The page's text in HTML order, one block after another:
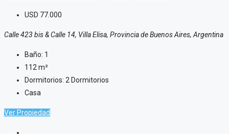
USD 77.000
Calle 423 bis & Calle 14, Villa Elisa, Provincia de Buenos Aires, Argentina
Baño: 1
112m²
Dormitorios: 2 Dormitorios
Casa
Ver Propiedad